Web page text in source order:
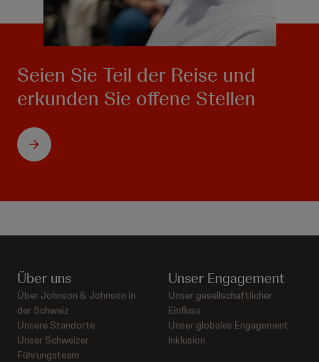
Seien Sie Teil der Reise und
erkunden Sie offene Stellen
Über uns
Über Johnson & Johnson in
der Schweiz
Unsere Standorte
Unser Schweizer
Führungsteam
Unser Engagement
Unser gesellschaftlicher
Einfluss
Unser globales Engagement
Inklusion